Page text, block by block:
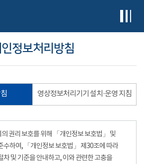
정보처리방침
영상정보처리기기 설치·운영 지침
권리 보호를 위해 「개인정보 보호법」 및
수하여, 「개인정보 보호법」 제30조에 따라
차 및 기준을 안내하고, 이와 관련한 고충을